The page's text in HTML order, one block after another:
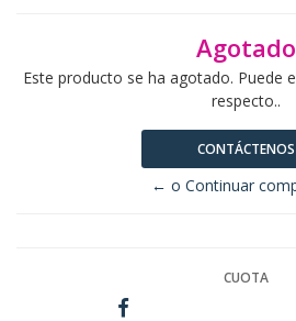
Agotado
Este producto se ha agotado. Puede
respecto..
CONTÁCTENOS
← o Continuar
CUOTA